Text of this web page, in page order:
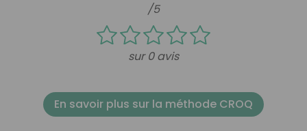
/5
sur 0 avis
En savoir plus sur la méthode CROQ